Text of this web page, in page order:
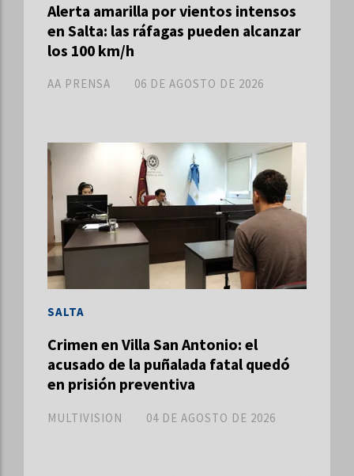
Alerta amarilla por vientos intensos
en Salta: las ráfagas pueden alcanzar
los 100 km/h
AA PRENSA 06 DE AGOSTO DE 2026
Crimen en Villa San Antonio: el
acusado de la puñalada fatal quedó
en prisión preventiva
MULTIVISION
SALTA
04 DE AGOSTO DE 2026